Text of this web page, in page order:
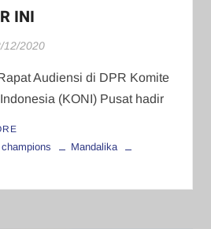
INI
12/2020
Audiensi di DPR Komite
(KONI) Pusat hadir
Mandalika